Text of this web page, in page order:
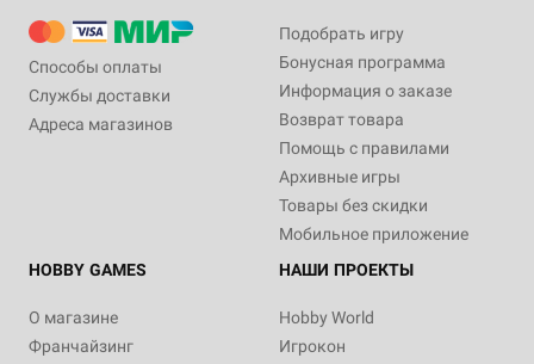
Способы оплаты
Службы доставки
Адреса магазинов
Подобрать игру
Бонусная программа
Информация о заказе
Возврат товара
Помощь с правилами
Архивные игры
Товары без скидки
Мобильное приложение
HOBBY GAMES
О магазине
Франчайзинг
НАШИ ПРОЕКТЫ
Hobby World
Игрокон